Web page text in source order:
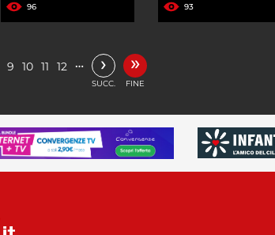
96 93
9 10 11 12 … ›
SUCC.
»
FINE